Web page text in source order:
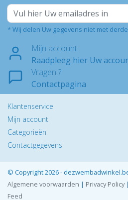
* Wij delen Uw gegevens niet met
Mijn account
Raadpleeg hier Uw
Vragen ?
Contactpagina
Klantenservice
Mijn account
Categorieën
Contactgegevens
© Copyright 2026 -
Algemene voorwaarden | Privacy Policy|
Feed